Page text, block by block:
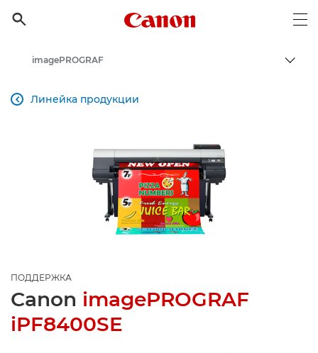

Canon Logo, back to
imagePROGRAF
Линейка продукции

ПОДДЕРЖКА
Canon imagePROGRAF
iPF8400SE